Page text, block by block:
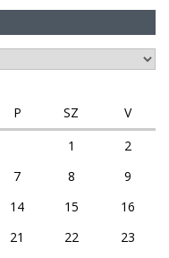
P SZ
V
1
2
7 8
9
14 15
16
21 22
23